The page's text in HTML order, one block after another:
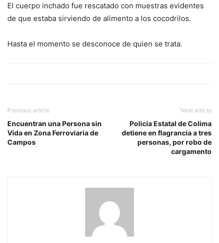
El cuerpo inchado fue rescatado con muestras evidentes
de que estaba sirviendo de alimento a los cocodrilos.
Hasta el momento se desconoce de quien se trata.
Previous article
Encuentran una Persona sin
Vida en Zona Ferroviaria de
Campos
Next article
Policía Estatal de Colima
detiene en flagrancia a tres
personas, por robo de
cargamento